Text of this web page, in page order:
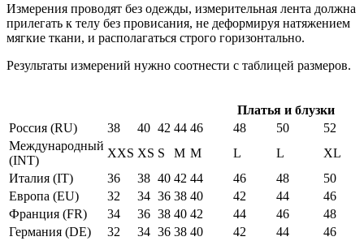
Измерения проводят без одежды, измерительная лента должна
прилегать к телу без провисания, не деформируя натяжением
мягкие ткани, и располагаться строго горизонтально.
Результаты измерений нужно соотнести с таблицей размеров.
Платья и блузки
Россия (RU)
38 40 42 44 46 48 50
52
Международный
(INT)
XXS XS S M M L L
XL
Италия (IT)
36 38 40 42 44 46 48
50
Европа (EU)
32 34 36 38 40 42 44
46
Франция (FR)
34 36 38 40 42 44 46
48
Германия (DE)
32 34 36 38 40 42 44
46